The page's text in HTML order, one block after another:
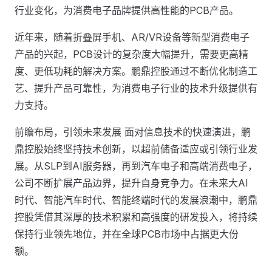
行业变化，为消费电子品牌提供高性能的PCB产品。
近年来，随着折叠屏手机、AR/VR设备等新型消费电子
产品的兴起，PCB设计的复杂度大幅提升，需要更高精
度、更低功耗的解决方案。鹏鼎控股通过不断优化制造工
艺、提升产品可靠性，为消费电子行业的技术升级提供有
力支持。
前瞻布局，引领未来发展 面对信息技术的快速演进，鹏
鼎控股始终坚持技术创新，以超前储备适应或引领行业发
展。从SLP到AI服务器，再到汽车电子和高端消费电子，
公司不断扩展产品边界，提升自身竞争力。在未来大AI
时代、智能汽车时代、智能终端时代的发展浪潮中，鹏鼎
控股凭借其深厚的技术积累和高强度的研发投入，将持续
保持行业领先地位，并在全球PCB市场中占据更大份
额。